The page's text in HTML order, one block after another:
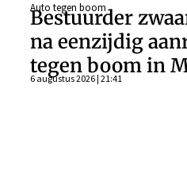
Auto tegen boom
Bestuurder
na eenzijdig
tegen boom in
6 augustus 2026 | 21:41